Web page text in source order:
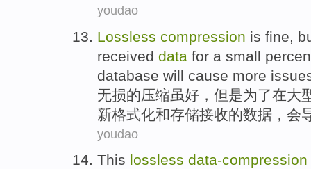
youdao
Lossless compression is fine
received data for a small
database will cause more
无损的压缩虽好 ， 但是为了在大
新格式化和存储接收的数据 ， 会
youdao
This lossless data-compression